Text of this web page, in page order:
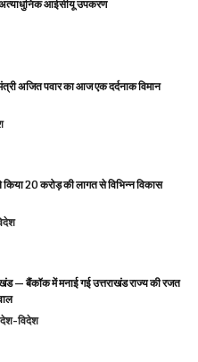
अत्याधुनिक आईसीयू उपकरण
अजित पवार का आज एक दर्दनाक विमान
किया 20 करोड़ की लागत से विभिन्न विकास
— बैंकॉक में मनाई गई उत्तराखंड राज्य की रजत
देश-विदेश